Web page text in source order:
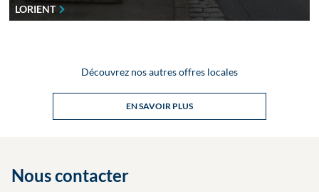
LORIENT
Découvrez nos autres offres locales
EN SAVOIR PLUS
Nous contacter